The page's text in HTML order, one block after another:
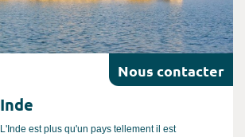
Nous contacter
Inde
L'Inde est plus qu'un pays tellement il est